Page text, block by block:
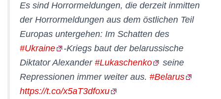
Es sind Horrormeldungen, die derzeit inmitten
der Horrormeldungen aus dem östlichen Teil
Europas untergehen: Im Schatten des
#Ukraine
-Kriegs baut der belarussische
Diktator Alexander #Lukaschenko
seine
Repressionen immer weiter aus. #Belarus
https://t.co/x5aT3dfoxu